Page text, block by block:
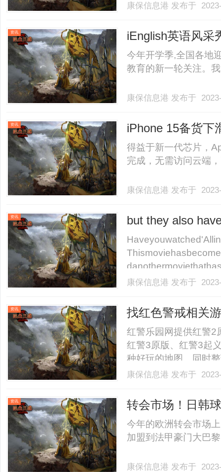
康保信息港 发布于
资讯
iEnglish英语风采
习？
今年开学季,全国各地
教育的新一轮关注。
康保信息港 发布于
资讯 iPhone 15备货下
得益于新一代芯片，
完成，无需访问云端
康保信息港 发布于
资讯 but they also
康保信息港 发布于
资讯 找红色警戒相关
红警乐园网提供红警2
红警3原版、红警3起
种好玩的地图。同时
籍、战术方法，比如
明6系列，三国志系列
康保信息港 发布于
资讯
转会市场！日韩
足球躺枪
今年的欧洲转会市场
加盟到法甲豪门大巴
康保信息港 发布于